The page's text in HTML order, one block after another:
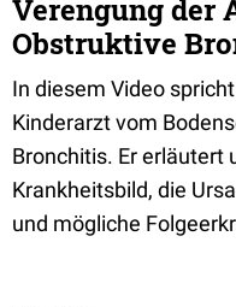
Verengung der
Obstruktive
In diesem Video
Kinderarzt vom
Bronchitis. Er erläutert
Krankheitsbild, die
und mögliche